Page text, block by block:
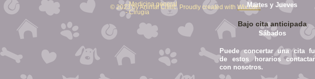
© 2023 by Animal Clinic. Proudly created with Wix.com
- Medicina general
- Cirugía
Martes y Jueves
Bajo cita anticipada
Sábados
Puede concertar una cita
de estos horarios
con nosotros.